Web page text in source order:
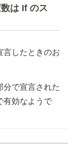
は If のス
言したときのお
分で宣言された
有効なようで